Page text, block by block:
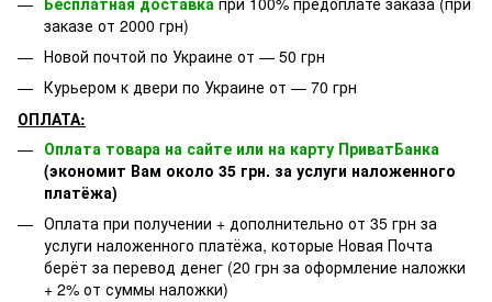
заказе от 2000 грн)
Новой почтой по Украине от — 50 грн
Курьером к двери по Украине от — 70 грн
ОПЛАТА:
Оплата товара на сайте или на карту ПриватБанка
(экономит Вам около 35 грн. за услуги наложенного
платёжа)
Оплата при получении + дополнительно от 35 грн за
услуги наложенного платёжа, которые Новая Почта
берёт за перевод денег (20 грн за оформление наложки
+ 2% от суммы наложки)